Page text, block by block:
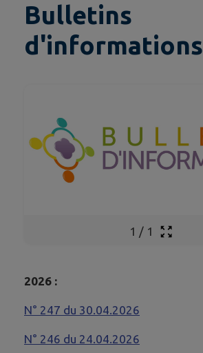
Bulletins
d'informations
1 / 1
2026 :
N° 247 du 30.04.2026
N° 246 du 24.04.2026